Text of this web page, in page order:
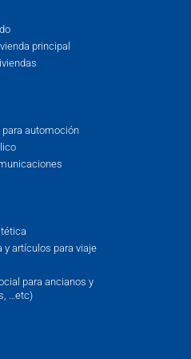
principal
automoción
y artículos para viaje
para ancianos y
…etc)